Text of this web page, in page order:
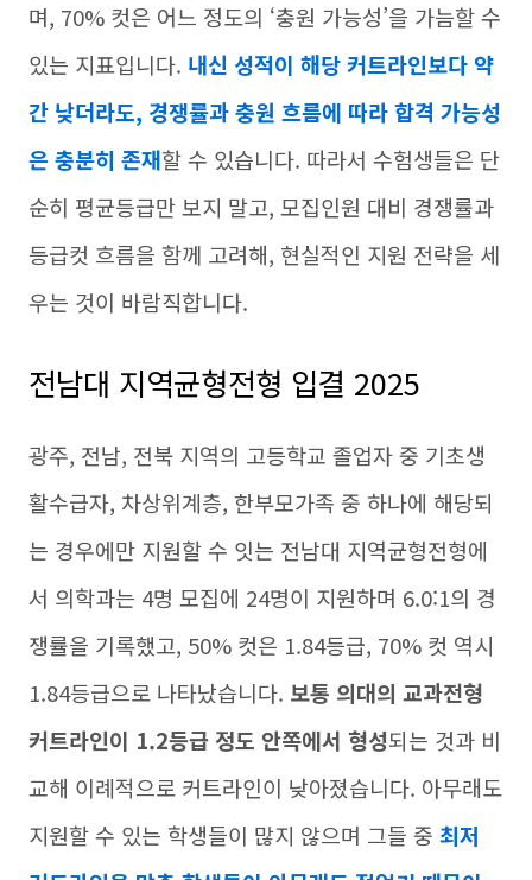
며, 70% 컷은 어느 정도의 ‘충원 가능성’을 가늠할 수
있는 지표입니다. 내신 성적이 해당 커트라인보다 약
간 낮더라도, 경쟁률과 충원 흐름에 따라 합격 가능성
은 충분히 존재할 수 있습니다. 따라서 수험생들은 단
순히 평균등급만 보지 말고, 모집인원 대비 경쟁률과
등급컷 흐름을 함께 고려해, 현실적인 지원 전략을 세
우는 것이 바람직합니다.
전남대 지역균형전형 입결 2025
광주, 전남, 전북 지역의 고등학교 졸업자 중 기초생
활수급자, 차상위계층, 한부모가족 중 하나에 해당되
는 경우에만 지원할 수 잇는 전남대 지역균형전형에
서 의학과는 4명 모집에 24명이 지원하며 6.0:1의 경
쟁률을 기록했고, 50% 컷은 1.84등급, 70% 컷 역시
1.84등급으로 나타났습니다. 보통 의대의 교과전형
커트라인이 1.2등급 정도 안쪽에서 형성되는 것과 비
교해 이례적으로 커트라인이 낮아졌습니다. 아무래도
지원할 수 있는 학생들이 많지 않으며 그들 중 최저